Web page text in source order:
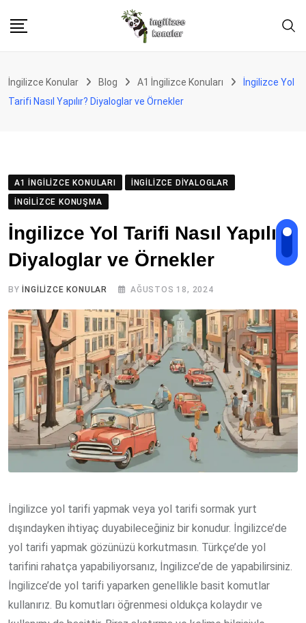
İngilizce Konular Blog A1 İngilizce Konuları
İngilizce Yol
Tarifi Nasıl Yapılır? Diyaloglar ve Örnekler
A1 İNGILIZCE KONULARI
İNGILIZCE DIYALOGLAR
İNGILIZCE KONUŞMA
İngilizce Yol Tarifi Nasıl Yapılır?
Diyaloglar ve Örnekler
BY İNGILIZCE KONULAR AĞUSTOS 18, 2024
İngilizce yol tarifi yapmak veya yol tarifi sormak yurt
dışındayken ihtiyaç duyabileceğiniz bir konudur. İngilizce’de
yol tarifi yapmak gözünüzü korkutmasın. Türkçe’de yol
tarifini rahatça yapabiliyorsanız, İngilizce’de de yapabilirsiniz.
İngilizce’de yol tarifi yaparken genellikle basit komutlar
kullanırız. Bu komutları öğrenmesi oldukça kolaydır ve